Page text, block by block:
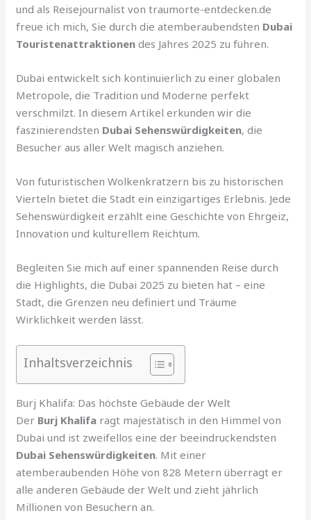
und als Reisejournalist von traumorte-entdecken.de
freue ich mich, Sie durch die atemberaubendsten Dubai
Touristenattraktionen des Jahres 2025 zu führen.
Dubai entwickelt sich kontinuierlich zu einer globalen
Metropole, die Tradition und Moderne perfekt
verschmilzt. In diesem Artikel erkunden wir die
faszinierendsten Dubai Sehenswürdigkeiten, die
Besucher aus aller Welt magisch anziehen.
Von futuristischen Wolkenkratzern bis zu historischen
Vierteln bietet die Stadt ein einzigartiges Erlebnis. Jede
Sehenswürdigkeit erzählt eine Geschichte von Ehrgeiz,
Innovation und kulturellem Reichtum.
Begleiten Sie mich auf einer spannenden Reise durch
die Highlights, die Dubai 2025 zu bieten hat – eine
Stadt, die Grenzen neu definiert und Träume
Wirklichkeit werden lässt.
Inhaltsverzeichnis
Burj Khalifa: Das höchste Gebäude der Welt
Der Burj Khalifa ragt majestätisch in den Himmel von
Dubai und ist zweifellos eine der beeindruckendsten
Dubai Sehenswürdigkeiten. Mit einer
atemberaubenden Höhe von 828 Metern überragt er
alle anderen Gebäude der Welt und zieht jährlich
Millionen von Besuchern an.